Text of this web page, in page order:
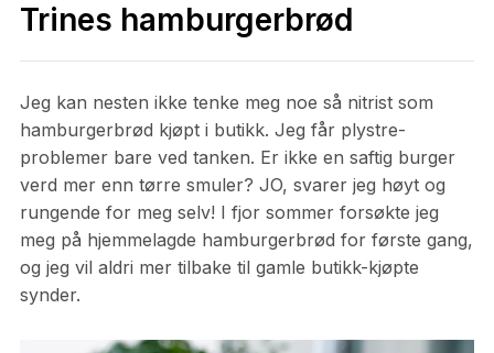
Trines hamburgerbrød
Jeg kan nesten ikke tenke meg noe så nitrist som
hamburgerbrød kjøpt i butikk. Jeg får plystre-
problemer bare ved tanken. Er ikke en saftig burger
verd mer enn tørre smuler? JO, svarer jeg høyt og
rungende for meg selv! I fjor sommer forsøkte jeg
meg på hjemmelagde hamburgerbrød for første gang,
og jeg vil aldri mer tilbake til gamle butikk-kjøpte
synder.